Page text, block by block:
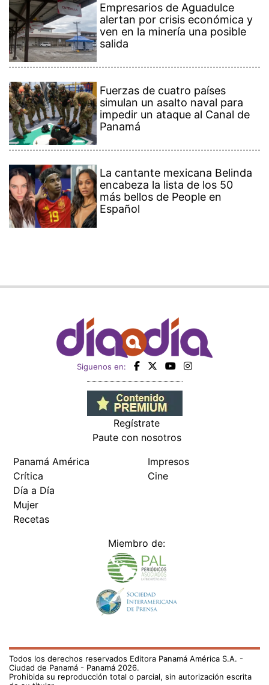
Empresarios de Aguadulce
alertan por crisis económica y
ven en la minería una posible
salida
Fuerzas de cuatro países
simulan un asalto naval para
impedir un ataque al Canal de
Panamá
La cantante mexicana Belinda
encabeza la lista de los 50
más bellos de People en
Español
Siguenos en:
Regístrate
Paute con nosotros
Panamá América
Crítica
Día a Día
Mujer
Recetas
Impresos
Cine
Miembro de:
Todos los derechos reservados Editora Panamá América S.A. -
Ciudad de Panamá - Panamá 2026.
Prohibida su reproducción total o parcial, sin autorización escrita